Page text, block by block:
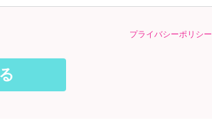
プライバシーポリシー